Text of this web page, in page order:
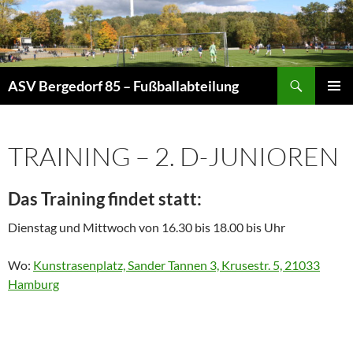
Zum
Inhalt
springen
ASV Bergedorf 85 – Fußballabteilung
TRAINING – 2. D-JUNIOREN
Das Training findet statt:
Dienstag und Mittwoch von 16.30 bis 18.00 bis Uhr
Wo: Kunstrasenplatz, Sander Tannen 3, Krusestr. 5, 21033
Hamburg